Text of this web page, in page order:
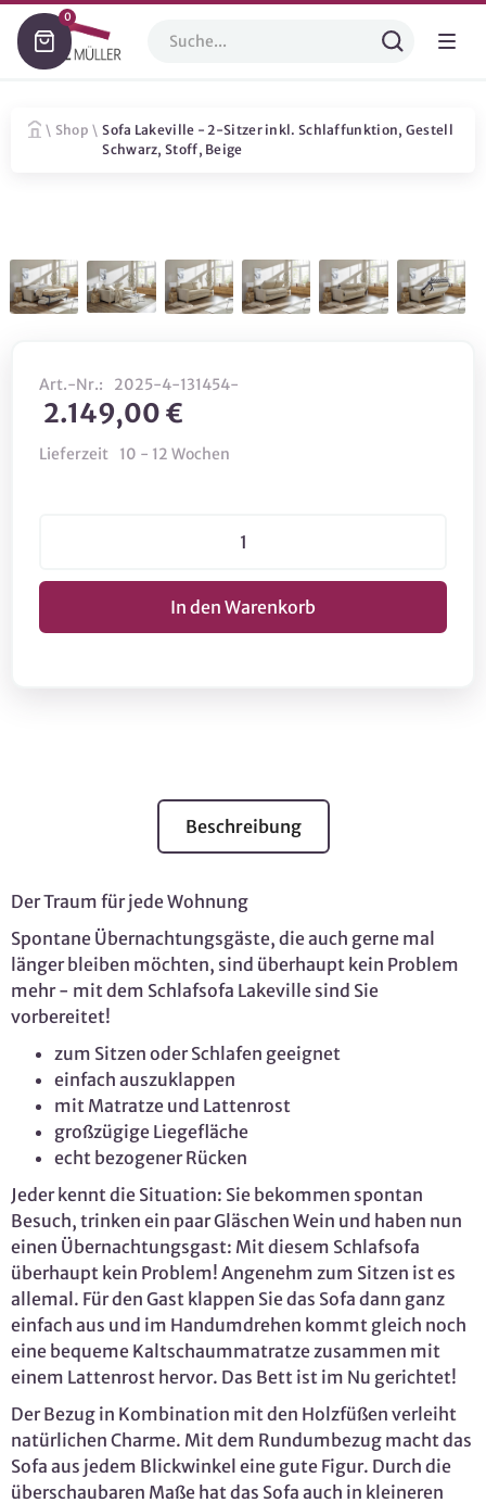
0
\ Shop \ Sofa Lakeville - 2-Sitzer inkl. Schlaffunktion, Gestell
Schwarz, Stoff, Beige
Art.-Nr.: 2025-4-131454-
2.149,00 €
Lieferzeit 10 - 12 Wochen
Beschreibung
Der Traum für jede Wohnung
Spontane Übernachtungsgäste, die auch gerne mal
länger bleiben möchten, sind überhaupt kein Problem
mehr - mit dem Schlafsofa Lakeville sind Sie
vorbereitet!
zum Sitzen oder Schlafen geeignet
einfach auszuklappen
mit Matratze und Lattenrost
großzügige Liegefläche
echt bezogener Rücken
Jeder kennt die Situation: Sie bekommen spontan
Besuch, trinken ein paar Gläschen Wein und haben nun
einen Übernachtungsgast: Mit diesem Schlafsofa
überhaupt kein Problem! Angenehm zum Sitzen ist es
allemal. Für den Gast klappen Sie das Sofa dann ganz
einfach aus und im Handumdrehen kommt gleich noch
eine bequeme Kaltschaummatratze zusammen mit
einem Lattenrost hervor. Das Bett ist im Nu gerichtet!
Der Bezug in Kombination mit den Holzfüßen verleiht
natürlichen Charme. Mit dem Rundumbezug macht das
Sofa aus jedem Blickwinkel eine gute Figur. Durch die
überschaubaren Maße hat das Sofa auch in kleineren